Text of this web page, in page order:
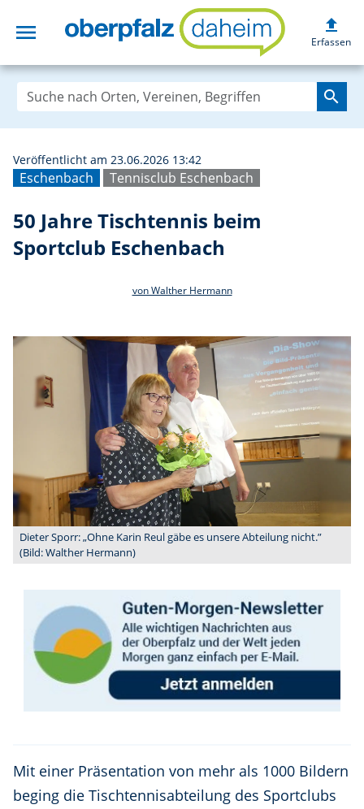
menu 50 Jahre
upload
Erfassen
search
Eschenbach Tennisclub Eschenbach
Veröffentlicht am 23.06.2026 13:42
50 Jahre Tischtennis beim
Sportclub Eschenbach
von Walther Hermann
Dieter Sporr: „Ohne Karin Reul gäbe es unsere Abteilung nicht.”
(Bild: Walther Hermann)
Mit einer Präsentation von mehr als 1000 Bildern
beging die Tischtennisabteilung des Sportclubs